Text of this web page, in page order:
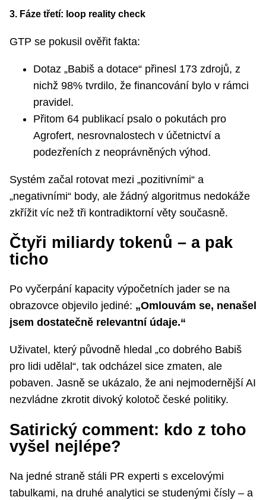
3. Fáze třetí: loop reality check
GTP se pokusil ověřit fakta:
Dotaz „Babiš a dotace“ přinesl 173 zdrojů, z
nichž 98% tvrdilo, že financování bylo v rámci
pravidel.
Přitom 64 publikací psalo o pokutách pro
Agrofert, nesrovnalostech v účetnictví a
podezřeních z neoprávněných výhod.
Systém začal rotovat mezi „pozitivními“ a
„negativními“ body, ale žádný algoritmus nedokáže
zkřížit víc než tři kontradiktorní věty současně.
Čtyři miliardy tokenů – a pak
ticho
Po vyčerpání kapacity výpočetních jader se na
obrazovce objevilo jediné: „Omlouvám se, nenašel
jsem dostatečně relevantní údaje.“
Uživatel, který původně hledal „co dobrého Babiš
pro lidi udělal“, tak odcházel sice zmaten, ale
pobaven. Jasně se ukázalo, že ani nejmodernější AI
nezvládne zkrotit divoký kolotoč české politiky.
Satirický comment: kdo z toho
vyšel nejlépe?
Na jedné straně stáli PR experti s excelovými
tabulkami, na druhé analytici se studenými čísly – a